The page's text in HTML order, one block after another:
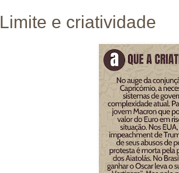
Limite e criatividade